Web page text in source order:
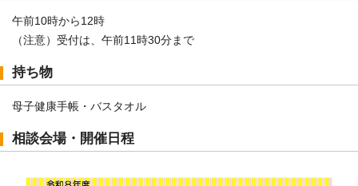
午前10時から12時
（注意）受付は、午前11時30分まで
持ち物
母子健康手帳・バスタオル
相談会場・開催日程